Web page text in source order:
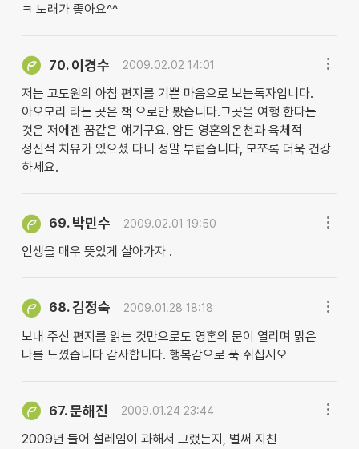
ㅋ 노래가 좋아요^^
70. 이경수 2009.02.02 14:01
저는 고도원의 아침 편지를 기쁜 마음으로 보는독자입니다.
아오모리 라는 곳은 책 으로만 봤습니다.그곳을 여행 한다는
것은 저에겐 꿈같은 얘기구요. 암튼 영혼의온천과 육체적
정신적 치유가 있으셨 다니 정말 부럽습니다, 모쪼록 더욱 건강
하세요.
69. 박민수 2009.02.01 19:50
인생을 매우 뜻있게 살아가자 .
68.김정숙 2009.01.28 18:18
보내 주신 편지를 읽는 것만으로도 영혼의 문이 열리며 맑은
나를 느꼈습니다 감사합니다. 행복감으로 푹 쉬십시오
67.문해진 2009.01.24 23:44
2009년 들어 설레임이 과해서 그랬는지, 벌써 지친